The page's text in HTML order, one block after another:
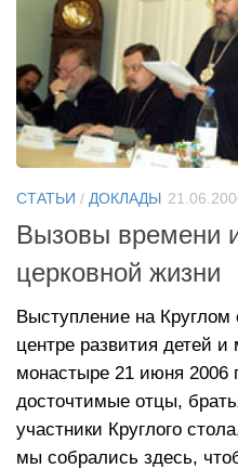
СТАТЬИ / ДОКЛАДЫ
Вызовы времени
церковной жизни
Выступление на
центре развития детей
монастыре 21 июня
досточтимые отцы,
участники Круглого
мы собрались здесь,